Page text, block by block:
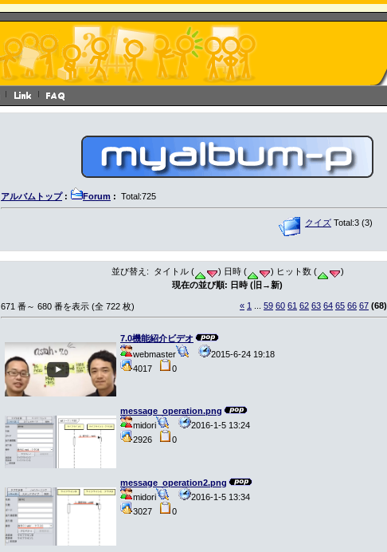
アルバムトップ: Forum : Total:725
クイズ Total:3 (3)
並び替え: タイトル ( ) 日時 ( ) ヒット数 (
)
現在の並び順: 日時 (旧→新)
671 番～ 680 番を表示 (全 722 枚) « 1 59 60 61 62 63 64 65 66 67 (68)
7.0機能紹介ビデオ
webmaster
2015-6-24 19:18
4017
0
message_operation.png
midori
2016-1-5 13:24
2926
0
message_operation2.png
midori
2016-1-5 13:34
3027
0